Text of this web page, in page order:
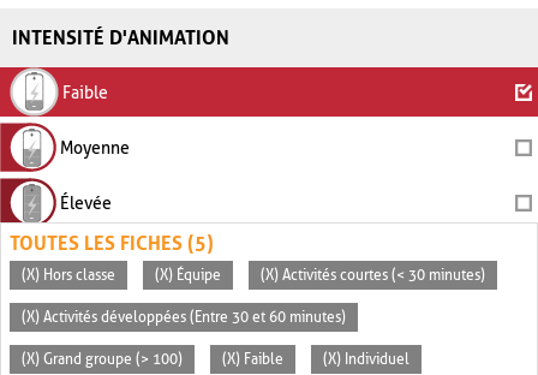
INTENSITÉ D'ANIMATION
Faible
Moyenne
Élevée
TOUTES LES FICHES (5)
(X) Hors classe (X) Équipe (X) Activités courtes (< 30 minutes)
(X) Activités développées (Entre 30 et 60 minutes)
(X) Grand groupe (> 100) (X) Faible (X) Individuel